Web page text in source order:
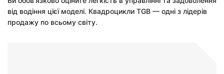
від водіння цієї моделі. Квадроцикли TGB — одні з лідерів
продажу по всьому світу.